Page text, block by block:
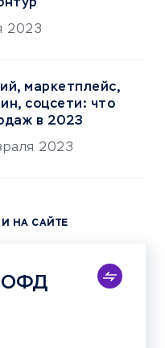
2023
маркетплейс,
соцсети: что
в 2023
2023
НА САЙТЕ
ОФД